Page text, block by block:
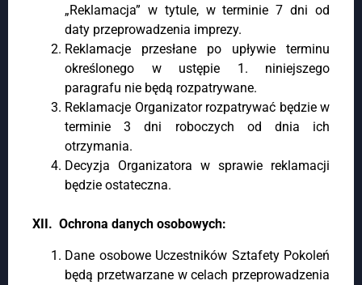
„Reklamacja” w tytule, w terminie 7 dni od
daty przeprowadzenia imprezy.
Reklamacje przesłane po upływie terminu
określonego w ustępie 1. niniejszego
paragrafu nie będą rozpatrywane.
Reklamacje Organizator rozpatrywać będzie w
terminie 3 dni roboczych od dnia ich
otrzymania.
Decyzja Organizatora w sprawie reklamacji
będzie ostateczna.
XII. Ochrona danych osobowych:
Dane osobowe Uczestników Sztafety Pokoleń
będą przetwarzane w celach przeprowadzenia